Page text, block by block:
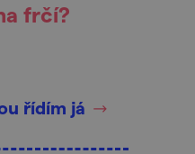
frčí?
řídím já